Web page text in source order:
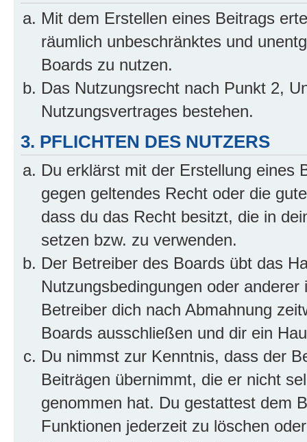
Mit dem Erstellen eines Beitrags
räumlich unbeschränktes und
Boards zu nutzen.
Das Nutzungsrecht nach Punkt 2,
Nutzungsvertrages bestehen.
3. PFLICHTEN DES NUTZERS
Du erklärst mit der Erstellung eines
gegen geltendes Recht oder die
dass du das Recht besitzt, die in
setzen bzw. zu verwenden.
Der Betreiber des Boards übt das
Nutzungsbedingungen oder
Betreiber dich nach Abmahnung
Boards ausschließen und dir ein
Du nimmst zur Kenntnis, dass der
Beiträgen übernimmt, die er nicht
genommen hat. Du gestattest dem
Funktionen jederzeit zu löschen